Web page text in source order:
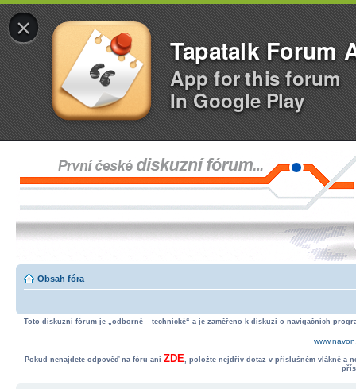
×
Tapatalk Forum
App for this forum
In Google Play
Obsah fóra
Toto diskuzní fórum je „odborně – technické“ a je zaměřeno k diskuzi o navigačních
Pokud nenajdete odpověď na fóru ani ZDE, položte nejdřív dotaz v příslušném vlákně a